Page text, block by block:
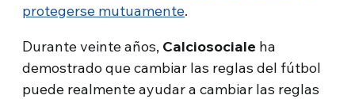
protegerse mutuamente.
Durante veinte años, Calciosociale ha
demostrado que cambiar las reglas del fútbol
puede realmente ayudar a cambiar las reglas